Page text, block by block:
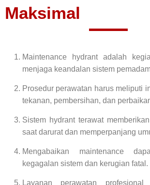
Maksimal
Maintenance hydrant adalah
menjaga keandalan sistem
Prosedur perawatan harus meliputi
tekanan, pembersihan, dan
Sistem hydrant terawat
saat darurat dan memperpanjang
Mengabaikan maintenance
kegagalan sistem dan kerugian fatal.
Layanan perawatan